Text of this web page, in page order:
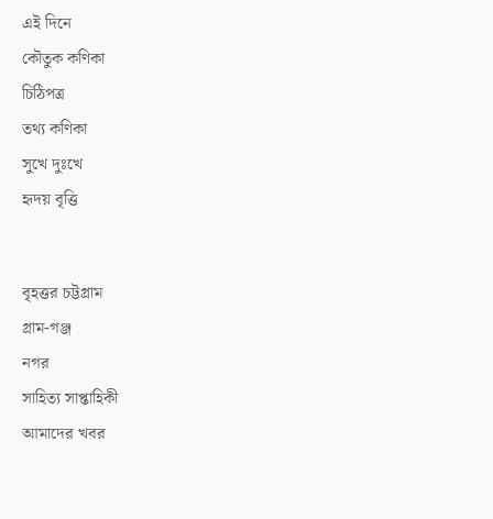
এই দিনে
কৌতুক কণিকা
চিঠিপত্র
তথ্য কণিকা
সুখে দুঃখে
হৃদয় বৃত্তি
বৃহত্তর চট্টগ্রাম
গ্রাম-গঞ্জ
নগর
সাহিত্য সাপ্তাহিকী
আমাদের খবর